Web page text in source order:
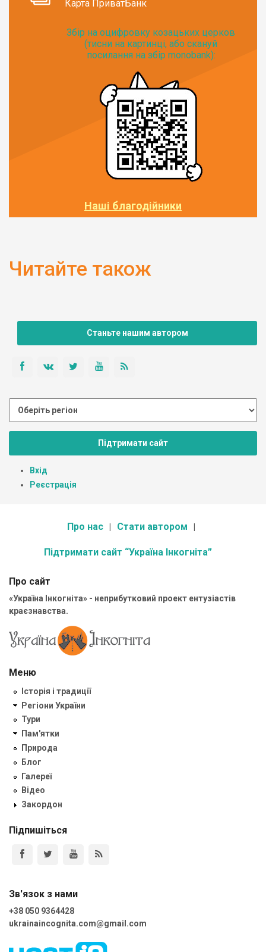
Карта ПриватБанк
Збір на оцифровку козацьких церков
(тисни на картинці, або скануй
посилання на збір monobank):
Наші благодійники
Читайте також
Станьте нашим автором
Підтримати сайт
Вхід
Реєстрація
Про нас Стати автором
Підтримати сайт “Україна Інкогніта”
Про сайт
«Україна Інкогніта» - неприбутковий проект ентузіастів
краєзнавства.
Меню
Історія і традиції
Регіони України
Тури
Пам'ятки
Природа
Блог
Галереї
Відео
Закордон
Підпишіться
Зв'язок з нами
+38 050 9364428
ukrainaincognita.com@gmail.com